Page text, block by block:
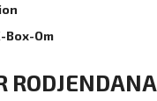
Box-Om
RODJENDANA